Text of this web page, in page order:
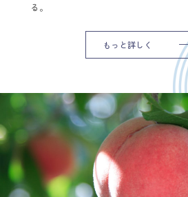
る。
もっと詳しく